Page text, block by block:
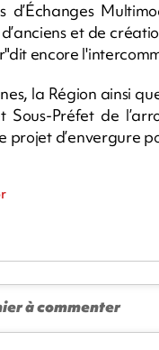
d’Échanges
et de
encore
la Région ainsi
Sous-Préfet de
projet d’envergure